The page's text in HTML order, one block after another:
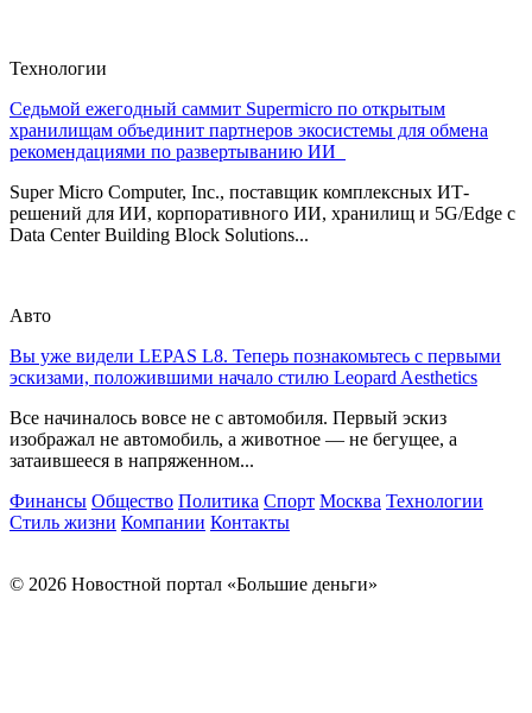
Технологии
Седьмой ежегодный саммит Supermicro по открытым
хранилищам объединит партнеров экосистемы для обмена
рекомендациями по развертыванию ИИ
Super Micro Computer, Inc., поставщик комплексных ИТ-
решений для ИИ, корпоративного ИИ, хранилищ и 5G/Edge с
Data Center Building Block Solutions...
Авто
Вы уже видели LEPAS L8. Теперь познакомьтесь с первыми
эскизами, положившими начало стилю Leopard Aesthetics
Все начиналось вовсе не с автомобиля. Первый эскиз
изображал не автомобиль, а животное — не бегущее, а
затаившееся в напряженном...
Финансы Общество Политика Спорт Москва Технологии
Стиль жизни Компании Контакты
© 2026 Новостной портал «Большие деньги»